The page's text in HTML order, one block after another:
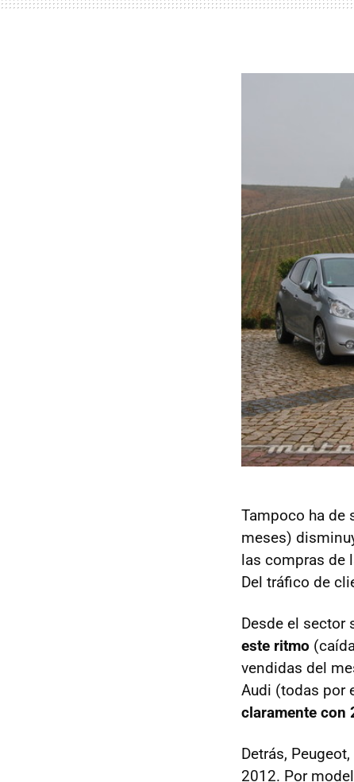
Tampoco ha de
meses)
las compras de
Del tráfico de
Desde el sector
este ritmo
vendidas del
Audi (todas por
claramente con
Detrás,
2012. Por